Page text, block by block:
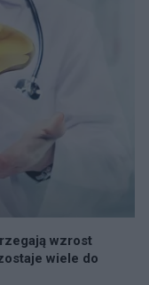
wzrost
wiele do